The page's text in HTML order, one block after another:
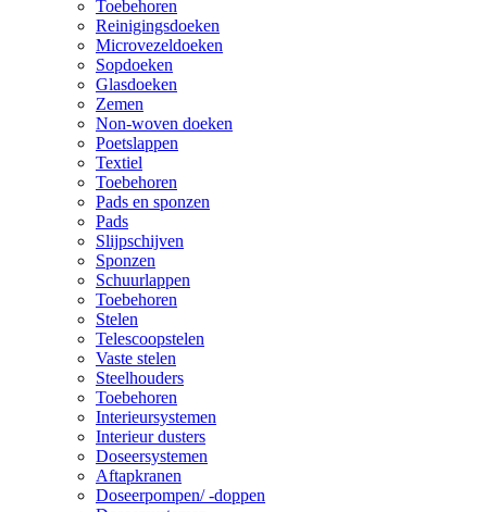
Toebehoren
Reinigingsdoeken
Microvezeldoeken
Sopdoeken
Glasdoeken
Zemen
Non-woven doeken
Poetslappen
Textiel
Toebehoren
Pads en sponzen
Pads
Slijpschijven
Sponzen
Schuurlappen
Toebehoren
Stelen
Telescoopstelen
Vaste stelen
Steelhouders
Toebehoren
Interieursystemen
Interieur dusters
Doseersystemen
Aftapkranen
Doseerpompen/ -doppen